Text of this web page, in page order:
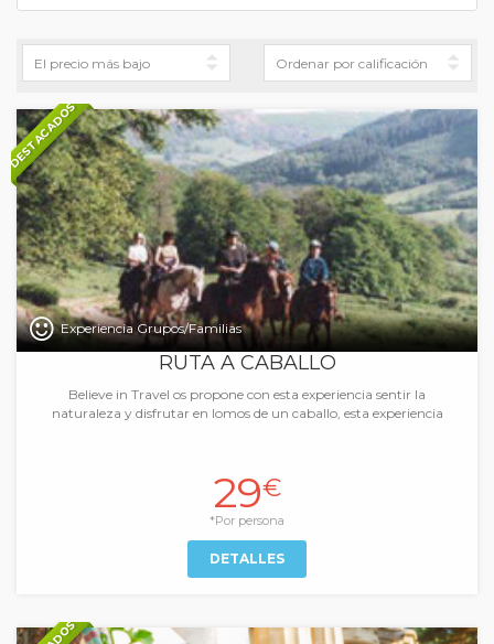
DESTACADOS
Experiencia Grupos/Familias
RUTA A CABALLO
Believe in Travel os propone con esta experiencia sentir la
naturaleza y disfrutar en lomos de un caballo, esta experiencia
29€
*Por persona
DETALLES